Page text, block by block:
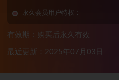
永久会员用户特权：
有效期：购买后永久有效
最近更新：2025年07月03日